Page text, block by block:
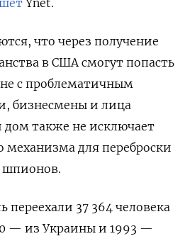
что через получение
в США смогут попасть
с проблематичным
бизнесмены и лица
дом также не исключает
механизма для переброски
шпионов.
переехали 37 364 человека
— из Украины и 1993 —